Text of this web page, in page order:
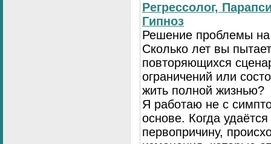
Регрессолог,
Гипноз
Решение проблемы на
Сколько лет вы
повторяющихся
ограничений или
жить полной жизнью?
Я работаю не с
основе. Когда
первопричину,